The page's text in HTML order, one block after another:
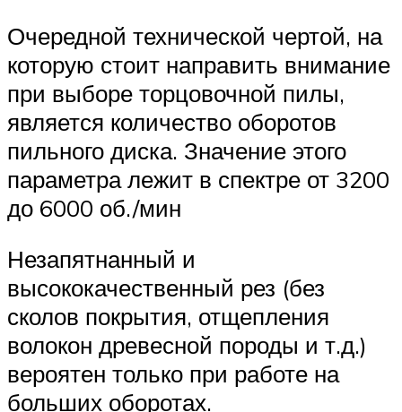
Очередной технической чертой, на
которую стоит направить внимание
при выборе торцовочной пилы,
является количество оборотов
пильного диска. Значение этого
параметра лежит в спектре от 3200
до 6000 об./мин
Незапятнанный и
высококачественный рез (без
сколов покрытия, отщепления
волокон древесной породы и т.д.)
вероятен только при работе на
больших оборотах.